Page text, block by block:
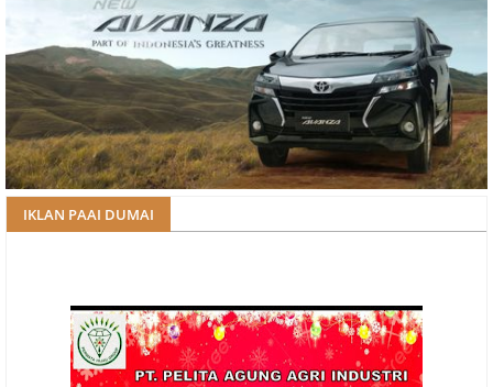
IKLAN PAAI DUMAI